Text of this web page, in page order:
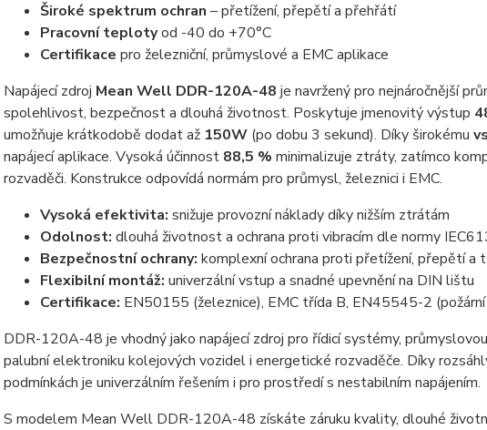
Široké spektrum ochran – přetížení, přepětí a přehřátí
Pracovní teplotyod -40 do +70°C
Certifikace pro železniční, průmyslové a EMC aplikace
Napájecí zdroj Mean Well DDR-120A-48 je navržený pro nejnáročnější
spolehlivost, bezpečnost a dlouhá životnost. Poskytuje jmenovitý výstup
umožňuje krátkodobě dodat až 150W(po dobu 3 sekund). Díky širokému
napájecí aplikace. Vysoká účinnost 88,5 % minimalizuje ztráty, zatímco
rozvaděči. Konstrukce odpovídá normám pro průmysl, železnici i EMC.
Vysoká efektivita: snižuje provozní náklady díky nižším ztrátám
Odolnost: dlouhá životnost a ochrana proti vibracím dle normy
Bezpečnostní ochrany: komplexní ochrana proti přetížení, přepětí a
Flexibilní montáž: univerzální vstup a snadné upevnění na DIN lištu
Certifikace: EN50155 (železnice), EMC třída B, EN45545-2 (požární
DDR-120A-48 je vhodný jako napájecí zdroj pro řídicí systémy,
palubní elektroniku kolejových vozidel i energetické rozvaděče. Díky
podmínkách je univerzálním řešením i pro prostředí s nestabilním napájením.
S modelem Mean Well DDR-120A-48 získáte záruku kvality, dlouhé